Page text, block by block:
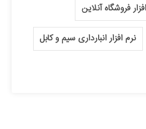
فروشگاه آنلاین
نرم افزار انبارداری سیم و کابل